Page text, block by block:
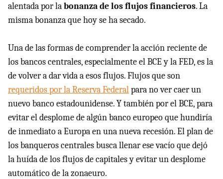
alentada por labonanza de los flujos financieros. La
misma bonanza que hoy se ha secado.
Una de las formas de comprender la acción reciente de
los bancos centrales, especialmente elBCEy laFED, es la
de volver a dar vida a esos flujos. Flujos que son
requeridos por la Reserva Federalpara no ver caer un
nuevo banco estadounidense. Y también por elBCE, para
evitar el desplome de algún banco europeo que hundiría
de inmediato a Europa en una nueva recesión. El plan de
los banqueros centrales busca llenar ese vacío que dejó
la huída de los flujos de capitales y evitar un desplome
automático de la zonaeuro.